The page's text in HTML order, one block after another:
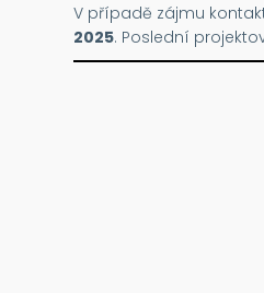
V případě zájmu
2025. Poslední